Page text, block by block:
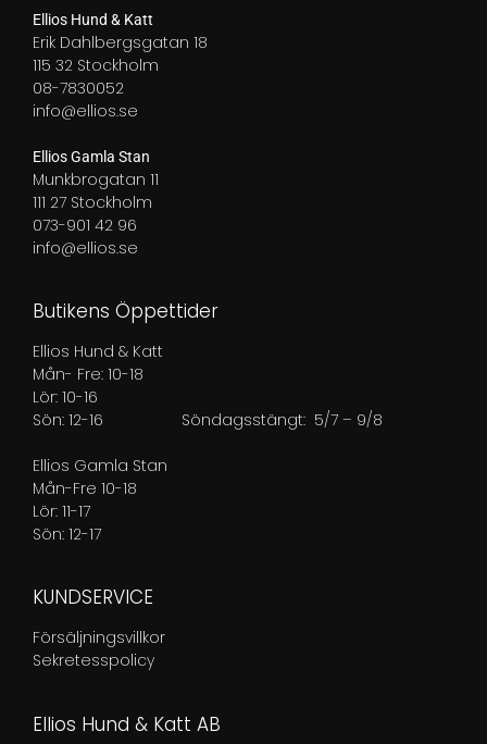
Ellios Hund & Katt
Erik Dahlbergsgatan 18
115 32 Stockholm
08-7830052
info@ellios.se
Ellios Gamla Stan
Munkbrogatan 11
111 27 Stockholm
073-901 42 96
info@ellios.se
Butikens Öppettider
Ellios Hund & Katt
Mån- Fre: 10-18
Lör: 10-16
Sön: 12-16 Söndagsstängt: 5/7 – 9/8
Ellios Gamla Stan
Mån-Fre 10-18
Lör: 11-17
Sön: 12-17
KUNDSERVICE
Försäljningsvillkor
Sekretesspolicy
Ellios Hund & Katt AB